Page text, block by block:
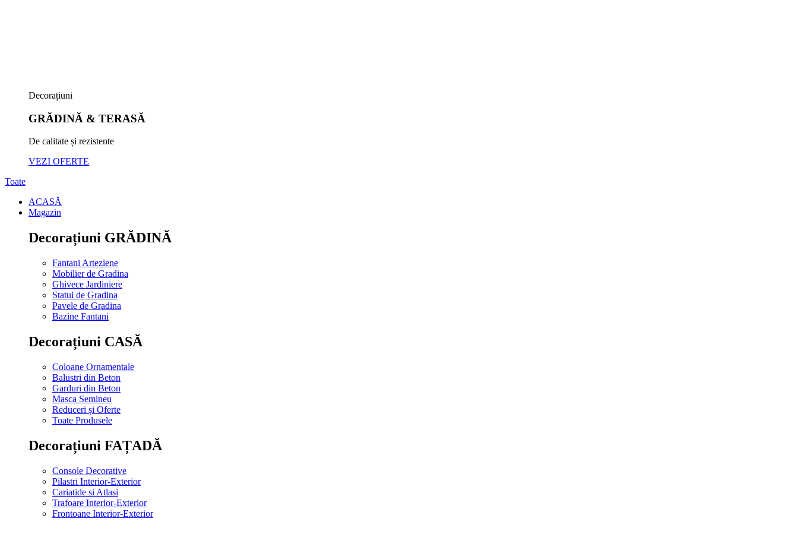
Decorațiuni
GRĂDINĂ & TERASĂ
De calitate și rezistente
VEZI OFERTE
Toate
ACASĂ
Magazin
Decorațiuni GRĂDINĂ
Fantani Arteziene
Mobilier de Gradina
Ghivece Jardiniere
Statui de Gradina
Pavele de Gradina
Bazine Fantani
Decorațiuni CASĂ
Coloane Ornamentale
Balustri din Beton
Garduri din Beton
Masca Semineu
Reduceri și Oferte
Toate Produsele
Decorațiuni FAȚADĂ
Console Decorative
Pilastri Interior-Exterior
Cariatide si Atlasi
Trafoare Interior-Exterior
Frontoane Interior-Exterior